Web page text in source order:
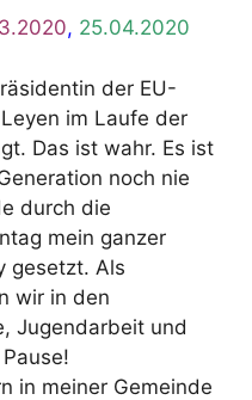
, 25.04.2020
der EU-
im Laufe der
Das ist wahr. Es ist
noch nie
durch die
mein ganzer
gesetzt. Als
wir in den
Jugendarbeit und
in meiner Gemeinde